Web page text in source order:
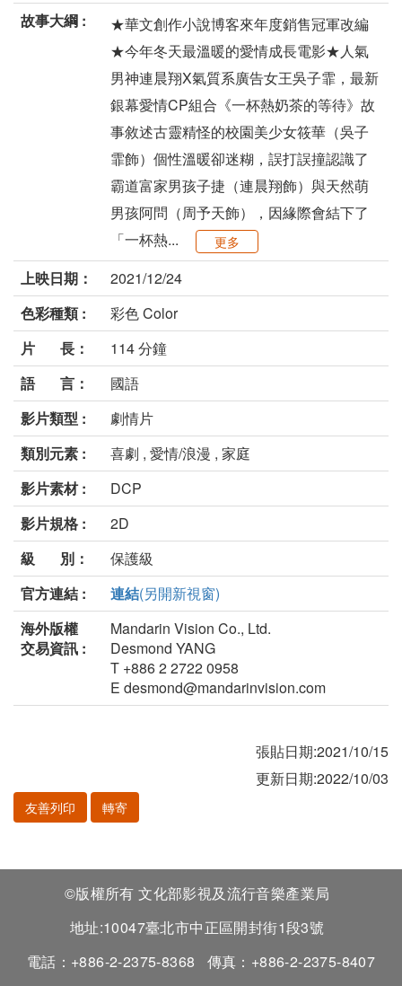
故事大綱 :
★華文創作小說博客來年度銷售冠軍改編
★今年冬天最溫暖的愛情成長電影★人氣
男神連晨翔X氣質系廣告女王吳子霏，最新
銀幕愛情CP組合《一杯熱奶茶的等待》故
事敘述古靈精怪的校園美少女筱華（吳子
霏飾）個性溫暖卻迷糊，誤打誤撞認識了
霸道富家男孩子捷（連晨翔飾）與天然萌
男孩阿問（周予天飾），因緣際會結下了
「一杯熱...
更多
上映日期：
2021/12/24
色彩種類 :
彩色 Color
片 長：
114 分鐘
語 言：
國語
影片類型 :
劇情片
類別元素 :
喜劇 , 愛情/浪漫 , 家庭
影片素材 :
DCP
影片規格 :
2D
級 別：
保護級
官方連結 :
連結(另開新視窗)
海外版權
交易資訊 :
Mandarin Vision Co., Ltd.
Desmond YANG
T +886 2 2722 0958
E desmond@mandarinvision.com
張貼日期:2021/10/15
更新日期:2022/10/03
友善列印 轉寄
©版權所有 文化部影視及流行音樂產業局
地址:10047臺北市中正區開封街1段3號
電話：+886-2-2375-8368
傳真：+886-2-2375-8407